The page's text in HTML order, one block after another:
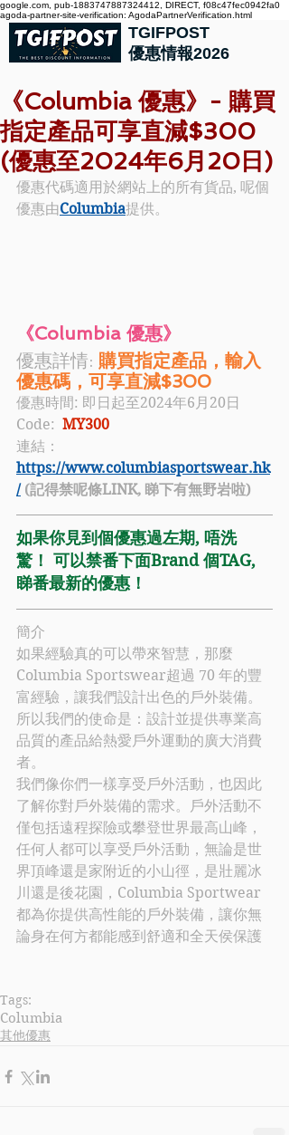
google.com, pub-1883747887324412, DIRECT, f08c47fec0942fa0
agoda-partner-site-verification: AgodaPartnerVerification.html
TGIFPOST
優惠情報2026
《Columbia 優惠》- 購買
指定產品可享直減$300
(優惠至2024年6月20日)
優惠代碼適用於網站上的所有貨品, 呢個
優惠由Columbia提供。
《Columbia 優惠》
優惠詳情: 購買指定產品，輸入
優惠碼，可享直減$300
優惠時間: 即日起至2024年6月20日
Code: MY300
連結：
https://www.columbiasportswear.hk
/ (記得禁呢條LINK, 睇下有無野岩啦)
如果你見到個優惠過左期, 唔洗
驚！ 可以禁番下面Brand 個TAG,
睇番最新的優惠！
簡介
如果經驗真的可以帶來智慧，那麼
Columbia Sportswear超過 70 年的豐
富經驗，讓我們設計出色的戶外裝備。
所以我們的使命是：設計並提供專業高
品質的產品給熱愛戶外運動的廣大消費
者。
我們像你們一樣享受戶外活動，也因此
了解你對戶外裝備的需求。戶外活動不
僅包括遠程探險或攀登世界最高山峰，
任何人都可以享受戶外活動，無論是世
界頂峰還是家附近的小山徑，是壯麗冰
川還是後花園， Columbia Sportwear
都為你提供高性能的戶外裝備，讓你無
論身在何方都能感到舒適和全天侯保護
Tags:
Columbia
其他優惠